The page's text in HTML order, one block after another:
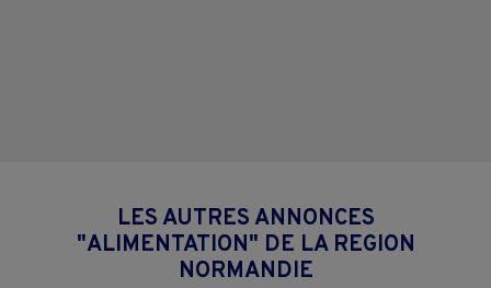
LES AUTRES ANNONCES
"ALIMENTATION" DE LA REGION
NORMANDIE